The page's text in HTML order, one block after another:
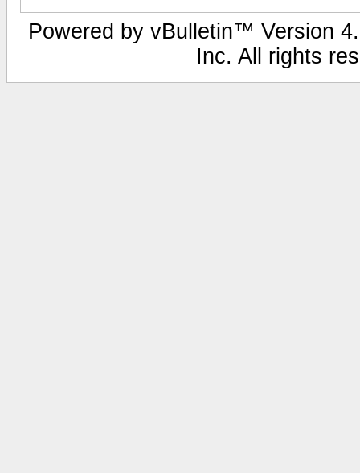
Powered by vBulletin™ Version
Inc. All rights